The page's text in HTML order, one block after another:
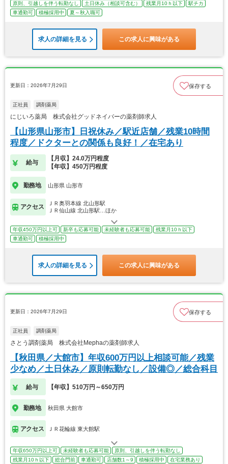
原則、引越しを伴う転勤なし
土日休み（相談可含む） 残業月10ｈ以下
駅チカ
車通勤可
積極採用中 夏～秋入職可
求人の詳細を見る この求人に興味がある
更新日：2026年7月29日 保存する
正社員 調剤薬局
にじいろ薬局 株式会社グッドネイバーの薬剤師求人
【山形県山形市】日祝休み／駅近店舗／残業10時間
程度／ドクターとの関係も良好！／在宅あり
給与
【月収】24.0万円程度
【年収】450万円程度
勤務地 山形県 山形市
アクセス
ＪＲ奥羽本線 北山形駅
ＪＲ仙山線 北山形駅…ほか
年収450万円以上可 新卒も応募可能 未経験者も応募可能
残業月10ｈ以下
車通勤可
積極採用中
求人の詳細を見る この求人に興味がある
更新日：2026年7月29日 保存する
正社員 調剤薬局
さとう調剤薬局 株式会社Mephaの薬剤師求人
【秋田県／大館市】年収600万円以上相談可能／残業
少なめ／土日休み／原則転勤なし／設備◎／総合科目
給与 【年収】510万円～650万円
勤務地 秋田県 大館市
アクセス ＪＲ花輪線 東大館駅
年収650万円以上可 未経験者も応募可能
原則、引越しを伴う転勤なし
残業月10ｈ以下
総合門前 車通勤可 店舗数1～9 積極採用中 在宅業務あり